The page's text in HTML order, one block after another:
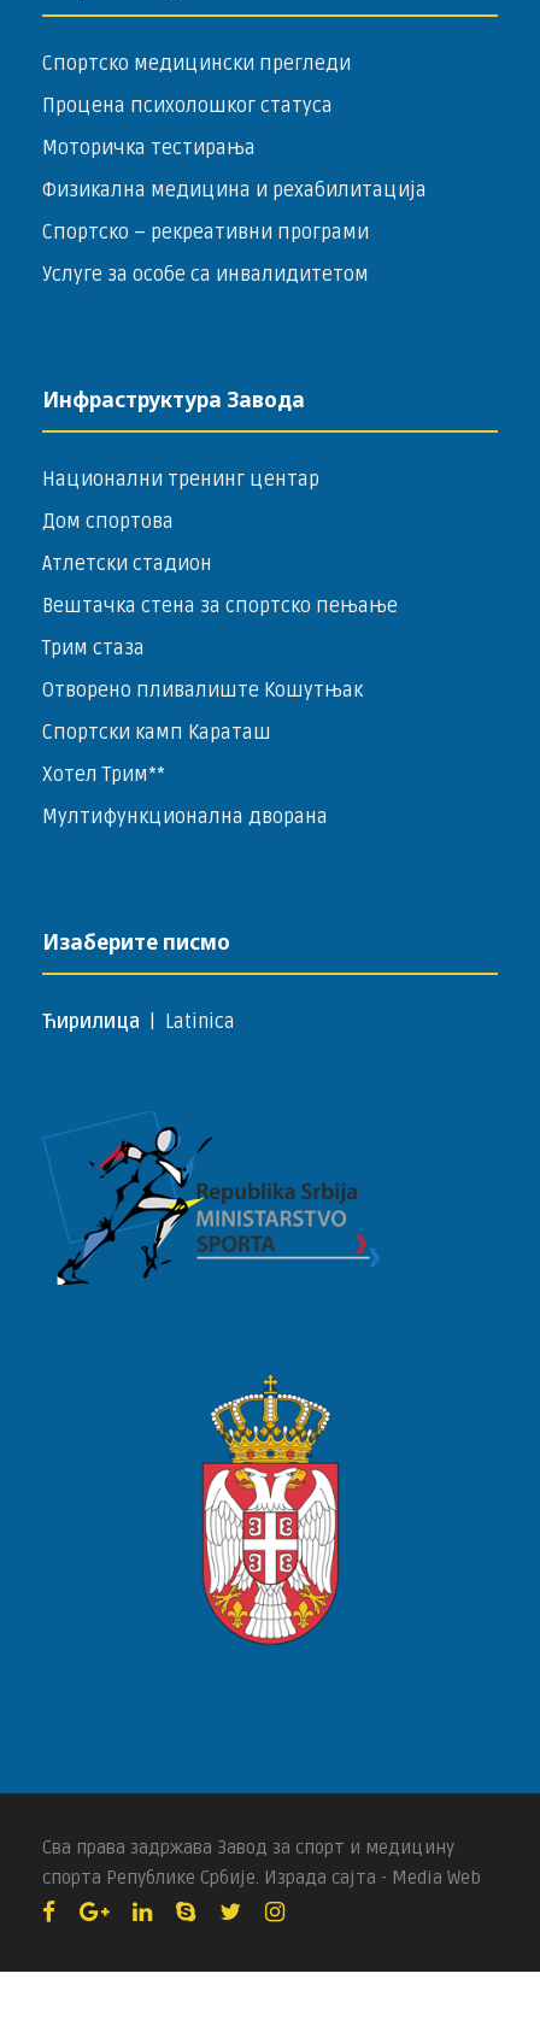
Спортско медицински прегледи
Процена психолошког статуса
Моторичка тестирања
Физикална медицина и рехабилитација
Спортско – ­рекреативни програми
Услуге за особе са инвалидитетом
Инфраструктура Завода
Национални тренинг центар
Дом спортова
Атлетски стадион
Вештачка стена за спортско пењање
Трим стаза
Отворено пливалиште Кошутњак
Спортски камп Караташ
Хотел Трим**
Мултифункционална дворана
Изаберите писмо
Ћирилица Latinica
Сва права задржава Завод за спорт и медицину
спорта Републике Србије. Израда сајта - Media Web